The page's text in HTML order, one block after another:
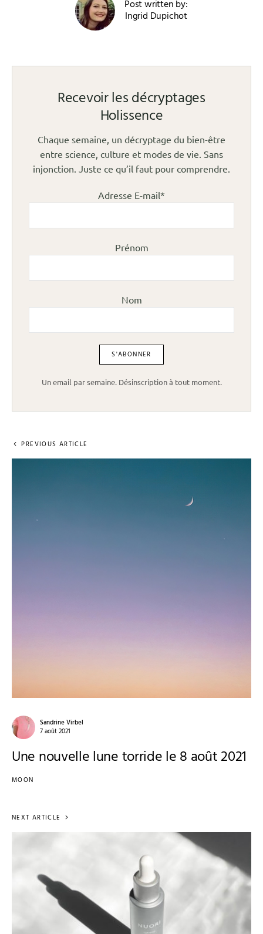
Post written by:
Ingrid Dupichot
Recevoir les décryptages
Holissence
Chaque semaine, un décryptage du bien-être
entre science, culture et modes de vie. Sans
injonction. Juste ce qu’il faut pour comprendre.
Adresse E-mail*
Prénom
Nom
Un email par semaine. Désinscription à tout moment.
PREVIOUS ARTICLE
Sandrine Virbel
7 août 2021
Une nouvelle lune torride le 8 août 2021
MOON
NEXT ARTICLE